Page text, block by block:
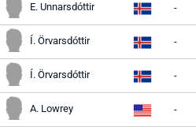
E. Unnarsdóttir -
Í. Örvarsdóttir -
Í. Örvarsdóttir -
A. Lowrey -